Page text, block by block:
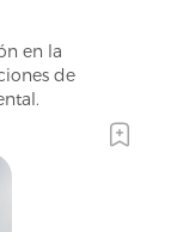
en la
de